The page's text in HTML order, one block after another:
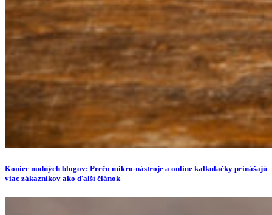
Koniec nudných blogov: Prečo mikro-nástroje a online kalkulačky prinášajú
viac zákazníkov ako ďalší článok